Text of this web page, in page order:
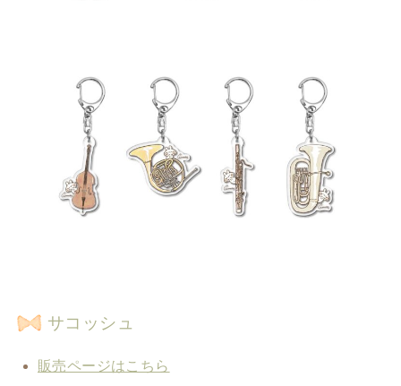
サコッシュ
販売ページはこちら